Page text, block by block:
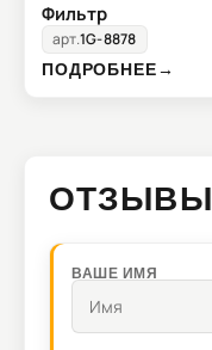
Фильтр
арт.1G-8878
ПОДРОБНЕЕ→
ОТЗЫВЫ
ВАШЕ ИМЯ